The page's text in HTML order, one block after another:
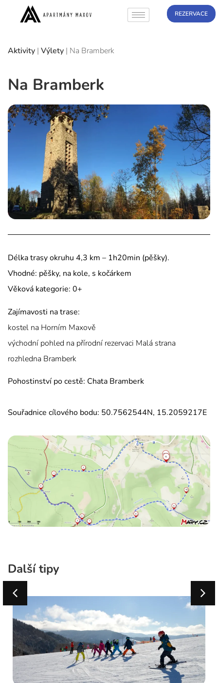
REZERVACE
Aktivity | Výlety | Na Bramberk
Na Bramberk
Délka trasy okruhu 4,3 km – 1h20min (pěšky).
Vhodné: pěšky, na kole, s kočárkem
Věková kategorie: 0+
Zajímavosti na trase:
kostel na Horním Maxově
východní pohled na přírodní rezervaci Malá strana
rozhledna Bramberk
Pohostinství po cestě: Chata Bramberk
Souřadnice cílového bodu: 50.7562544N, 15.2059217E
Další tipy